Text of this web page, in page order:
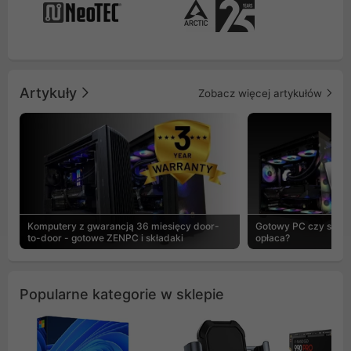
Artykuły Zobacz więcej artykułów
Komputery z gwarancją 36 miesięcy door-
to-door - gotowe ZENPC i składaki
Gotowy PC czy
opłaca?
Popularne kategorie w sklepie